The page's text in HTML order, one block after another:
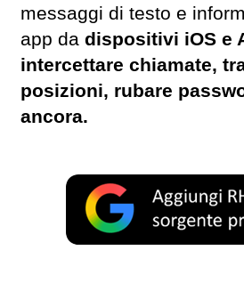
messaggi di testo e
app da dispositivi iOS e
intercettare chiamate,
posizioni, rubare
ancora.